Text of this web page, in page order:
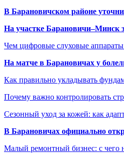
В Барановичском районе
На участке Барановичи–Минск
Чем цифровые слуховые
На матче в Барановичах у
Как правильно укладывать
Почему важно контролировать
Сезонный уход за кожей: как
В Барановичах официально
Малый ремонтный бизнес: с чего